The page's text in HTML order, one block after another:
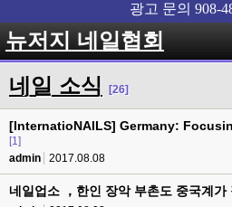
뉴저지 네일협회
네일 소식 [26]
[InternatioNAILS] Germany:
[1]
admin
2017.08.08
네일업소 ，한인 장악 부촌도 중국계